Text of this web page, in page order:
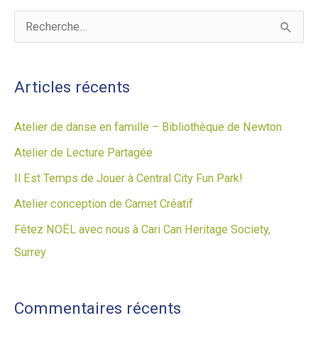
e
r
Articles récents
Atelier de danse en famille – Bibliothèque de Newton
Atelier de Lecture Partagée
Il Est Temps de Jouer à Central City Fun Park!
Atelier conception de Carnet Créatif
Fêtez NOËL avec nous à Cari Can Heritage Society,
Surrey
Commentaires récents
r
h
v
e
s